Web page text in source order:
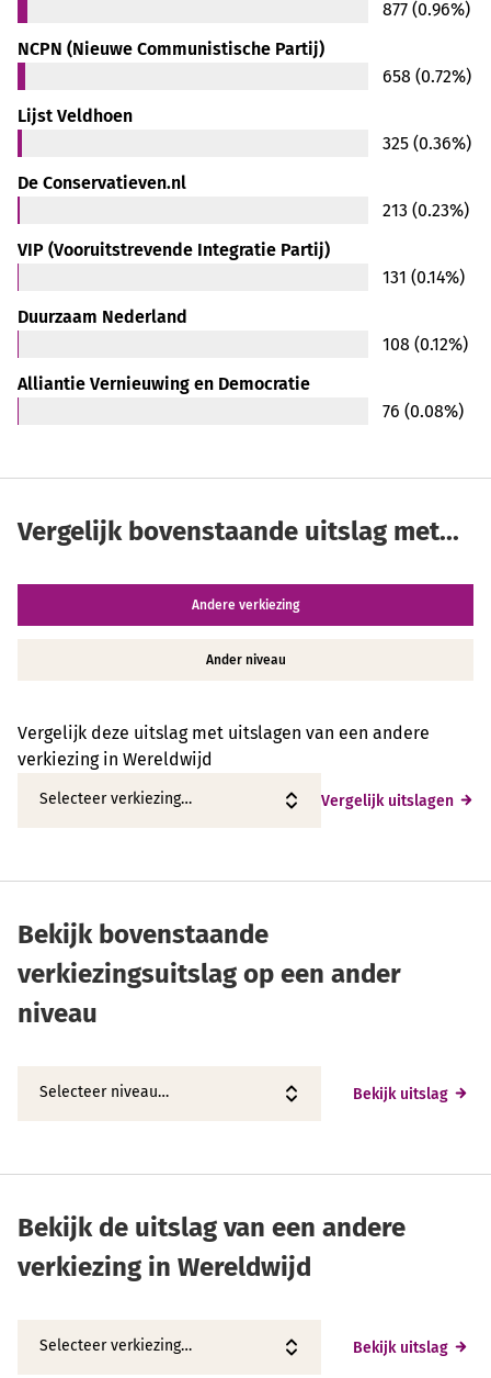
877 (0.96%)
NCPN (Nieuwe Communistische Partij)
658 (0.72%)
Lijst Veldhoen
325 (0.36%)
De Conservatieven.nl
213 (0.23%)
VIP (Vooruitstrevende Integratie Partij)
131 (0.14%)
Duurzaam Nederland
108 (0.12%)
Alliantie Vernieuwing en Democratie
76 (0.08%)
Vergelijk bovenstaande uitslag met...
Andere verkiezing
Ander niveau
Vergelijk deze uitslag met uitslagen van een andere
verkiezing in Wereldwijd
Vergelijk uitslagen
Bekijk bovenstaande
verkiezingsuitslag op een ander
niveau
Bekijk uitslag
Bekijk de uitslag van een andere
verkiezing in Wereldwijd
Bekijk uitslag